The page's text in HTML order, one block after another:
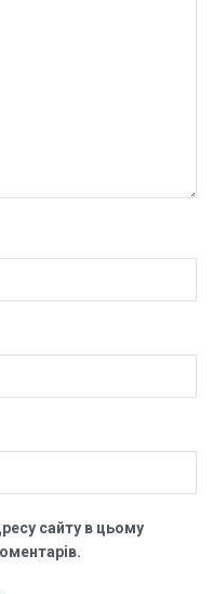
сайту в цьому